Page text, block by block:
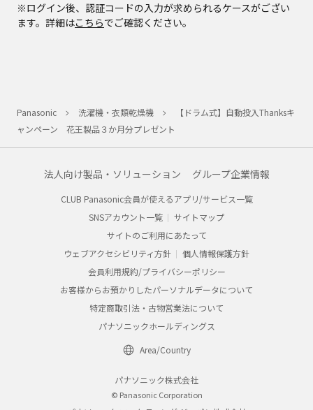
※ログイン後、認証コードの入力が求められるケースがござい
ます。詳細はこちらでご確認ください。
Panasonic 洗濯機・衣類乾燥機
【ドラム式】自動投入Thanksキ
ャンペーン 花王製品３か月分プレゼント
法人向け製品・ソリューション グループ企業情報
CLUB Panasonic会員が使えるアプリ/サービス一覧
SNSアカウント一覧
サイトマップ
サイトのご利用にあたって
ウェブアクセシビリティ方針
個人情報保護方針
会員利用規約/プライバシーポリシー
お客様からお預かりしたパーソナルデータについて
特定商取引法・古物営業法について
パナソニックホールディングス
Area/Country
パナソニック株式会社
© Panasonic Corporation